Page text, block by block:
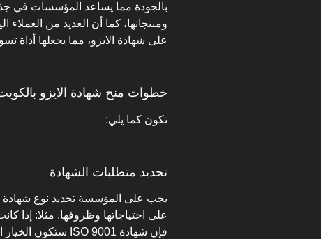
بالجودة مما يساعد المؤسسات في
ومنتجاتها، كما أن العديد من
على شهادة الايزو، مما يجعلها أداة
خطوات منح شهادة الايزو
تكون كما يلي:
تحديد متطلبات الشهادة
يجب على المؤسسة تحديد نوع شهادة
على احتياجاتها وظروفها. مثلا: إذا
فإن شهادة ISO 9001 ستكون الخيار المناسب.